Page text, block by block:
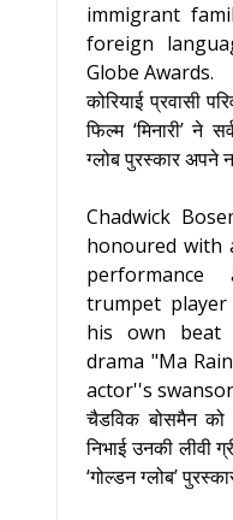
immigrant
foreign
Globe Awards.
कोरियाई प्रवासी
फिल्म ‘मिनारी’ ने
ग्लोब पुरस्कार अपने
Chadwick
honoured with
trumpet
his own beat
drama "Ma
actor''s
चैडविक बोसमैन को
निभाई उनकी लीवी
‘गोल्डन ग्लोब’